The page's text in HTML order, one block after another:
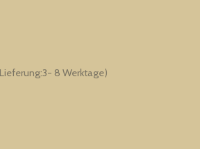
8 Werktage)